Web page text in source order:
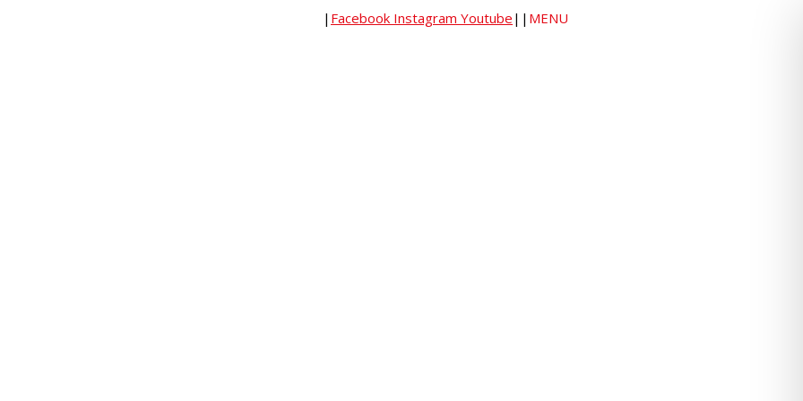
| Facebook Instagram Youtube | | MENU